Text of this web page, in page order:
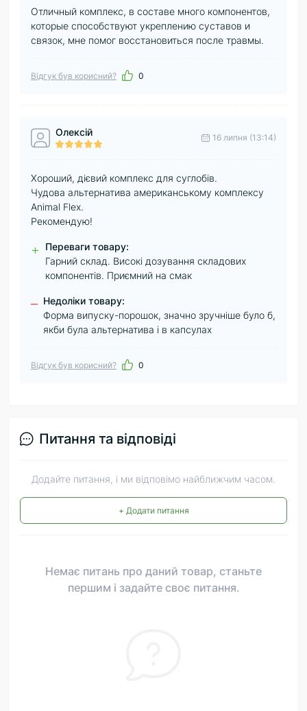
Отличный комплекс, в составе много компонентов,
которые способствуют укреплению суставов и
связок, мне помог восстановиться после травмы.
Відгук був корисний? 0
Олексій 16 липня (13:14)
Хороший, дієвий комплекс для суглобів.
Чудова альтернатива американському комплексу
Animal Flex.
Рекомендую!
+
Переваги товару:
Гарний склад. Високі дозування складових
компонентів. Приємний на смак
– Недоліки товару:
Форма випуску-порошок, значно зручніше було б,
якби була альтернатива і в капсулах
Відгук був корисний? 0
Питання та відповіді
Додайте питання, і ми відповімо найближчим часом.
+ Додати питання
Немає питань про даний товар, станьте
першим і задайте своє питання.